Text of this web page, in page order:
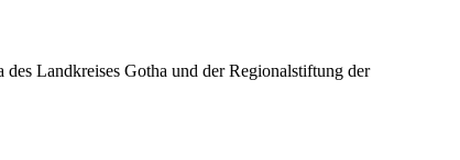
Landkreises Gotha und der Regionalstiftung der